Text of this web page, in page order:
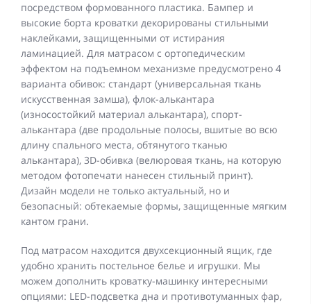
посредством формованного пластика. Бампер и
высокие борта кроватки декорированы стильными
наклейками, защищенными от истирания
ламинацией. Для матрасом с ортопедическим
эффектом на подъемном механизме предусмотрено 4
варианта обивок: стандарт (универсальная ткань
искусственная замша), флок-алькантара
(износостойкий материал алькантара), спорт-
алькантара (две продольные полосы, вшитые во всю
длину спального места, обтянутого тканью
алькантара), 3D-обивка (велюровая ткань, на которую
методом фотопечати нанесен стильный принт).
Дизайн модели не только актуальный, но и
безопасный: обтекаемые формы, защищенные мягким
кантом грани.
Под матрасом находится двухсекционный ящик, где
удобно хранить постельное белье и игрушки. Мы
можем дополнить кроватку-машинку интересными
опциями: LED-подсветка дна и противотуманных фар,